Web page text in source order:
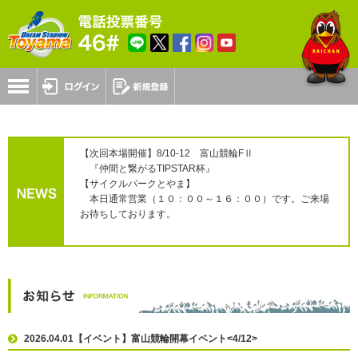
【次回本場開催】8/10-12 富山競輪FⅡ
『仲間と繋がるTIPSTAR杯』
【サイクルパークとやま】
本日通常営業（１０：００～１６：００）です。ご来場
お待ちしております。
2026.04.01【イベント】富山競輪開幕イベント<4/12>